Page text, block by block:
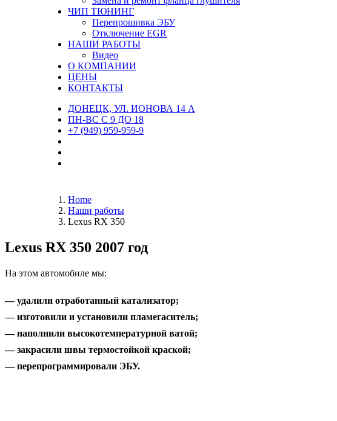
ЧИП ТЮНИНГ
Перепрошивка ЭБУ
Отключение EGR
НАШИ РАБОТЫ
Видео
О КОМПАНИИ
ЦЕНЫ
КОНТАКТЫ
ДОНЕЦК, УЛ. ИОНОВА 14 А
ПН-ВС С 9 ДО 18
+7 (949) 959-959-9
Home
Наши работы
Lexus RX 350
Lexus RX 350 2007 год
На этом автомобиле мы:
— удалили отработанный катализатор;
— изготовили и установили пламегаситель;
— наполнили высокотемпературной ватой;
— закрасили швы термостойкой краской;
— перепрограммировали ЭБУ.